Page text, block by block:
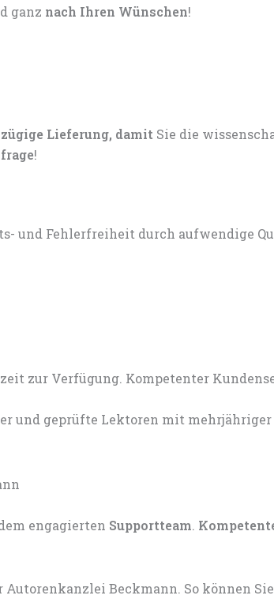
ganz nach Ihren Wünschen!
Lieferung, damit Sie die
!
und Fehlerfreiheit durch aufwendige
und geprüfte Lektoren mit
engagierten Supportteam.